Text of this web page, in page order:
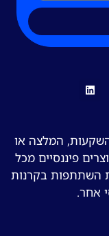
המלצה או
פיננסיים מכל
השתתפות בקרנות
אחר.